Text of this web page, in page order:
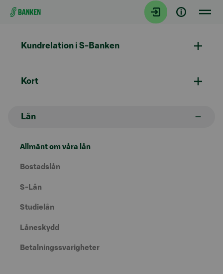
Gå direkt till innehållet
Kundrelation i S-Banken
Kort
Lån
Allmänt om våra lån
Bostadslån
S-Lån
Studielån
Låneskydd
Betalningssvarigheter